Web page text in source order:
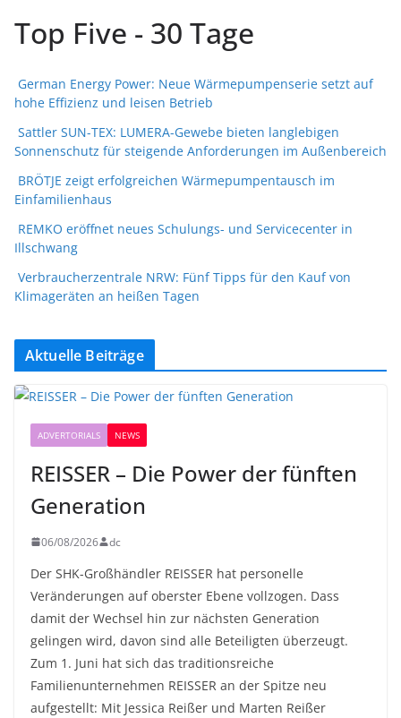
Top Five - 30 Tage
German Energy Power: Neue Wärmepumpenserie setzt auf
hohe Effizienz und leisen Betrieb
Sattler SUN-TEX: LUMERA-Gewebe bieten langlebigen
Sonnenschutz für steigende Anforderungen im Außenbereich
BRÖTJE zeigt erfolgreichen Wärmepumpentausch im
Einfamilienhaus
REMKO eröffnet neues Schulungs- und Servicecenter in
Illschwang
Verbraucherzentrale NRW: Fünf Tipps für den Kauf von
Klimageräten an heißen Tagen
Aktuelle Beiträge
ADVERTORIALS NEWS
REISSER – Die Power der fünften
Generation
06/08/2026 dc
Der SHK-Großhändler REISSER hat personelle
Veränderungen auf oberster Ebene vollzogen. Dass
damit der Wechsel hin zur nächsten Generation
gelingen wird, davon sind alle Beteiligten überzeugt.
Zum 1. Juni hat sich das traditionsreiche
Familienunternehmen REISSER an der Spitze neu
aufgestellt: Mit Jessica Reißer und Marten Reißer